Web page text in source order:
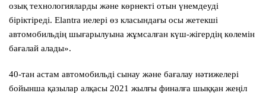
озық технологияларды және көрнекті отын үнемдеуді
біріктіреді. Elantra иелері өз класындағы осы жетекші
автомобильдің шығарылуына жұмсалған күш-жігердің көлемін
бағалай алады».
40-тан астам автомобильді сынау және бағалау нәтижелері
бойынша қазылар алқасы 2021 жылғы финалға шыққан жеңіл